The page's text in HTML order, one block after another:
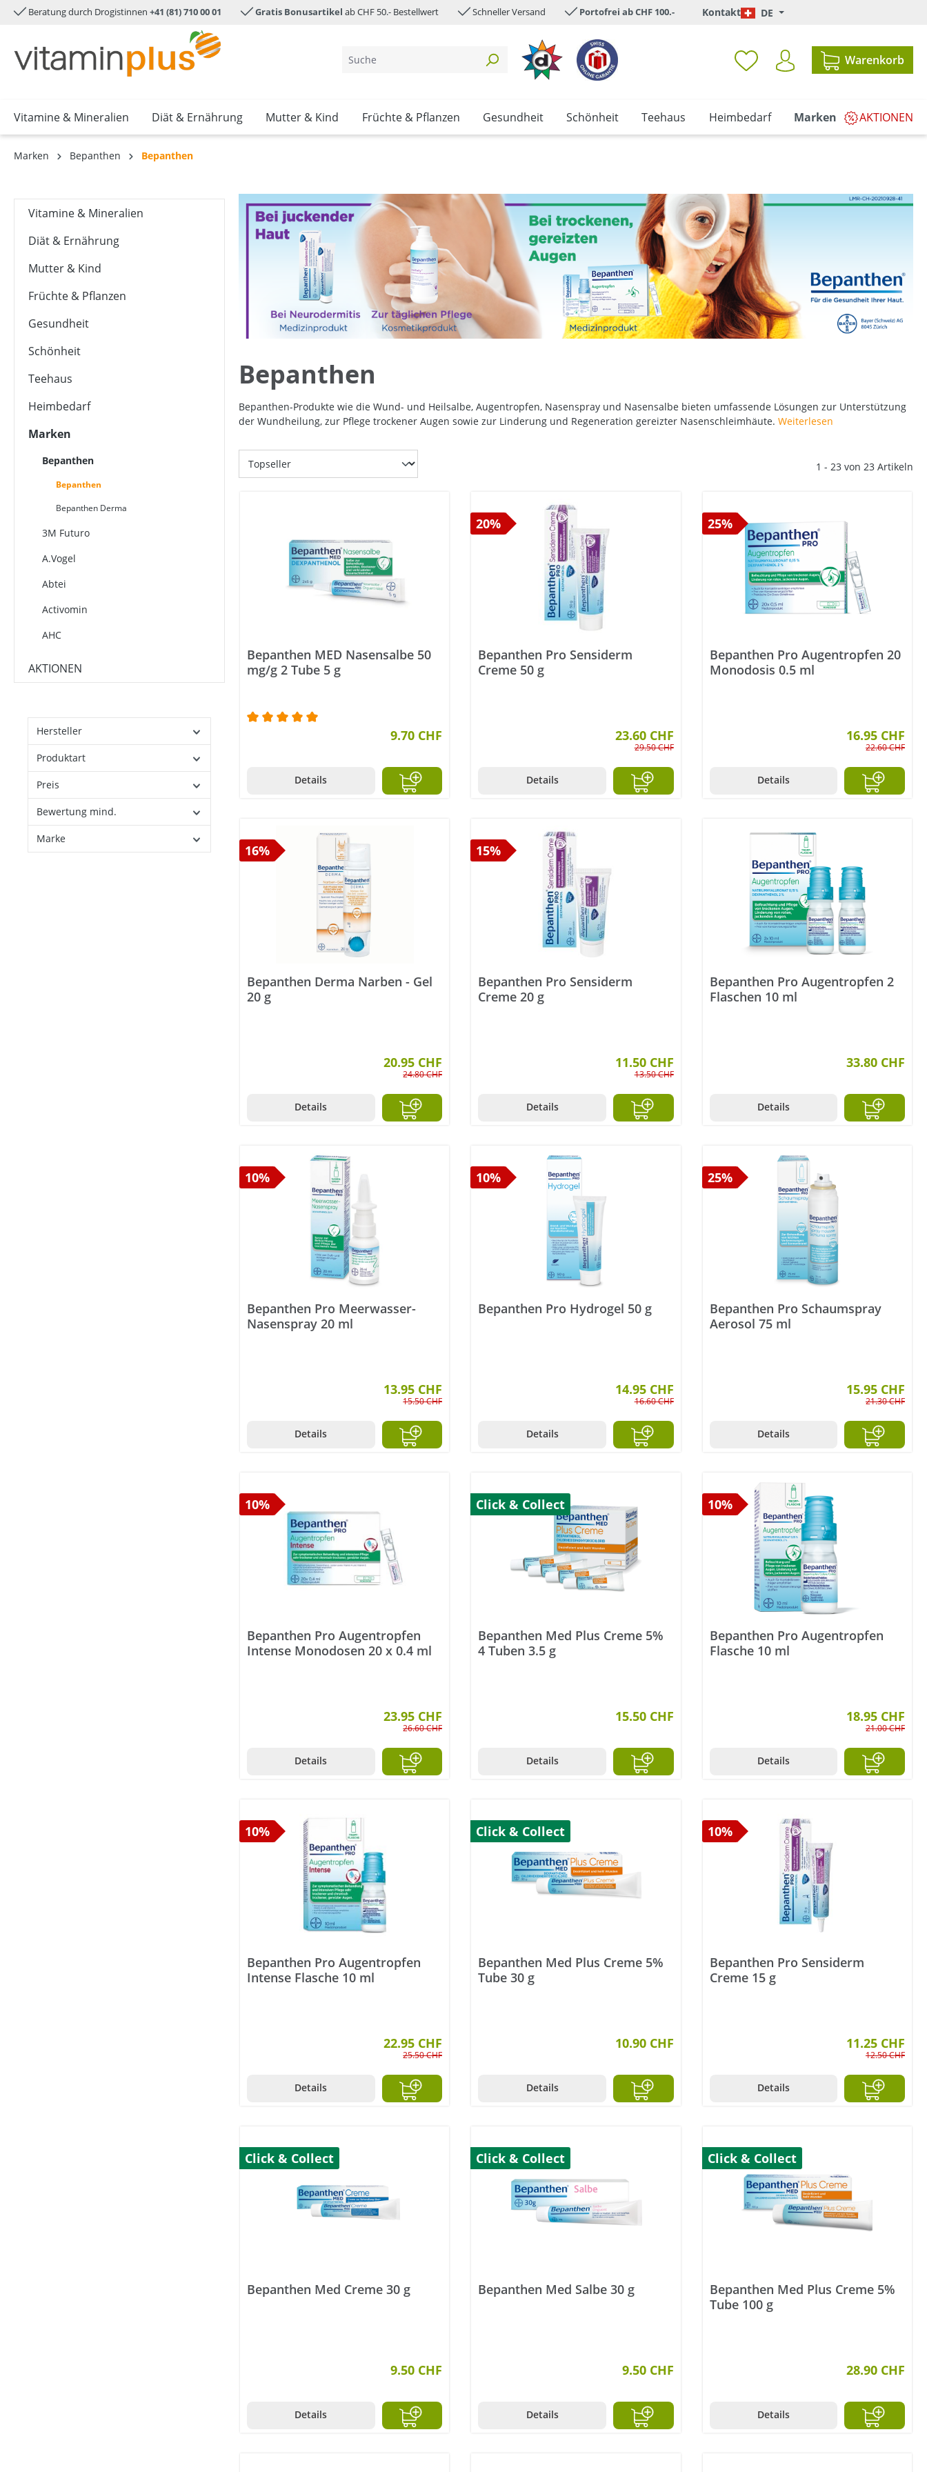
springen Zur Hauptnavigation springen
Beratung durch Drogistinnen +41 (81) 710 00 01 Gratis Bonusartikel ab CHF 50.- Bestellwert Schneller Versand Portofrei ab CHF 100.- Kontakt DE
Warenkorb
Vitamine & Mineralien Diät & Ernährung Mutter & Kind Früchte & Pflanzen Gesundheit Schönheit Teehaus Heimbedarf Marken AKTIONEN
Marken Bepanthen Bepanthen
Vitamine & Mineralien
Diät & Ernährung
Mutter & Kind
Früchte & Pflanzen
Gesundheit
Schönheit
Teehaus
Heimbedarf
Marken
3M Futuro
A.Vogel
Abtei
Activomin
AHC
Algorigin
Allsan
Allvita
Almased
Alpecin
Alpenaflor
Bepanthen
Bepanthen
Bepanthen Derma
AKTIONEN
Hersteller
Produktart
Preis
Bewertung mind.
Marke
Bepanthen
Bepanthen-Produkte wie die Wund- und Heilsalbe, Augentropfen, Nasenspray und Nasensalbe bieten umfassende Lösungen zur Unterstützung
der Wundheilung, zur Pflege trockener Augen sowie zur Linderung und Regeneration gereizter Nasenschleimhäute. Weiterlesen
1 - 23 von 23 Artikeln
Bepanthen MED Nasensalbe 50
mg/g 2 Tube 5 g
Durchschnittliche Bewertung von 5 von 5 Sternen
9.70 CHF
Details
20%
Bepanthen Pro Sensiderm
Creme 50 g
23.60 CHF
29.50 CHF
Details
25%
Bepanthen Pro Augentropfen 20
Monodosis 0.5 ml
16.95 CHF
22.60 CHF
Details
16%
Bepanthen Derma Narben - Gel
20 g
20.95 CHF
24.80 CHF
Details
15%
Bepanthen Pro Sensiderm
Creme 20 g
11.50 CHF
13.50 CHF
Details
Bepanthen Pro Augentropfen 2
Flaschen 10 ml
33.80 CHF
Details
10%
Bepanthen Pro Meerwasser-
Nasenspray 20 ml
13.95 CHF
15.50 CHF
Details
10%
Bepanthen Pro Hydrogel 50 g
14.95 CHF
16.60 CHF
Details
25%
Bepanthen Pro Schaumspray
Aerosol 75 ml
15.95 CHF
21.30 CHF
Details
10%
Bepanthen Pro Augentropfen
Intense Monodosen 20 x 0.4 ml
23.95 CHF
26.60 CHF
Details
Click & Collect
Bepanthen Med Plus Creme 5%
4 Tuben 3.5 g
15.50 CHF
Details
10%
Bepanthen Pro Augentropfen
Flasche 10 ml
18.95 CHF
21.00 CHF
Details
10%
Bepanthen Pro Augentropfen
Intense Flasche 10 ml
22.95 CHF
25.50 CHF
Details
Click & Collect
Bepanthen Med Plus Creme 5%
Tube 30 g
10.90 CHF
Details
10%
Bepanthen Pro Sensiderm
Creme 15 g
11.25 CHF
12.50 CHF
Details
Click & Collect
Bepanthen Med Creme 30 g
9.50 CHF
Details
Click & Collect
Bepanthen Med Salbe 30 g
9.50 CHF
Details
Click & Collect
Bepanthen Med Plus Creme 5%
Tube 100 g
28.90 CHF
Details